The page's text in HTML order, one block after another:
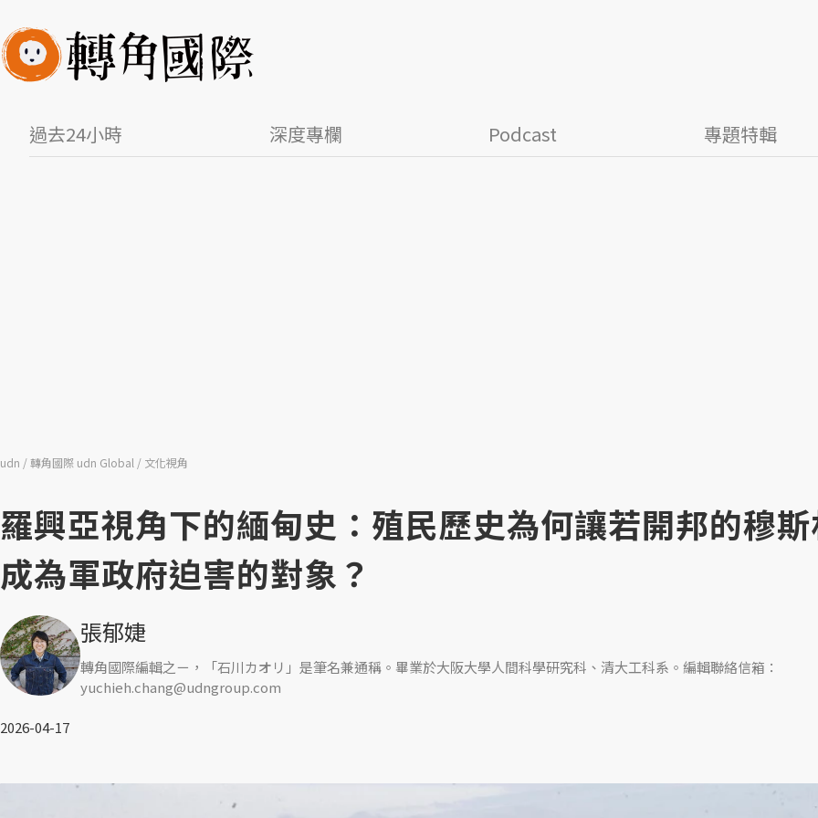
過去24小時 深度專欄 Podcast 專題特輯
udn 轉角國際 udn Global 文化視角
羅興亞視角下的緬甸史：殖民歷史為何讓若開邦的穆
成為軍政府迫害的對象？
張郁婕
轉角國際編輯之ㄧ，「石川カオリ」是筆名兼通稱。畢業於大阪大學人間科學研究科、清大工科系。編輯聯絡信箱：
yuchieh.chang@udngroup.com
2026-04-17